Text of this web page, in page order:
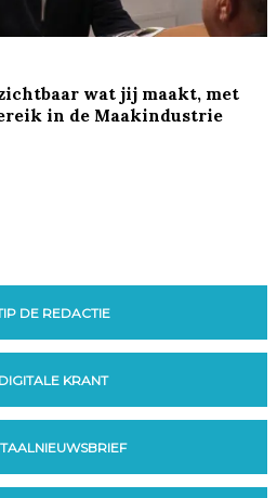
wat jij maakt, met
in de Maakindustrie
DE REDACTIE
DIGITALE KRANT